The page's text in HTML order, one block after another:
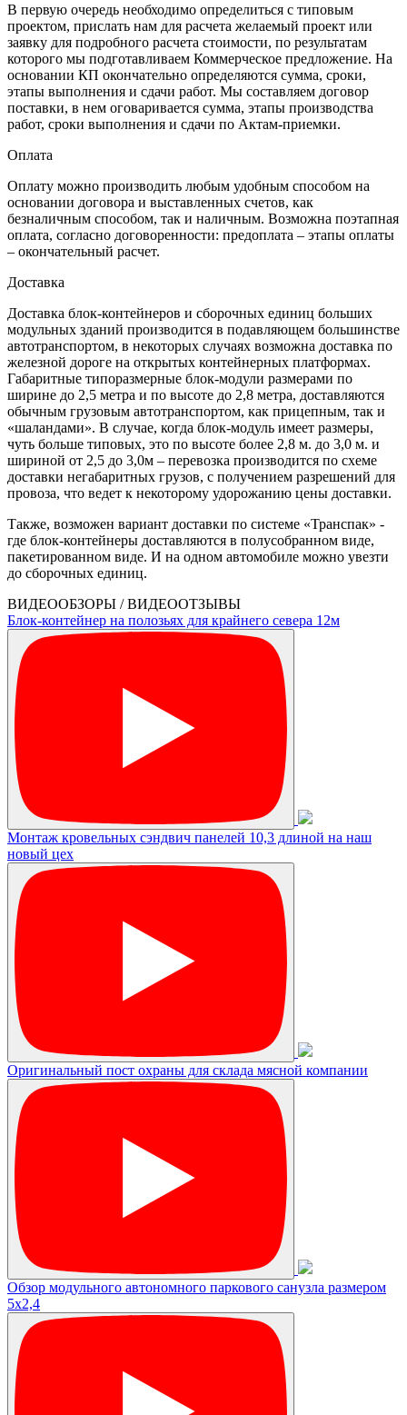
В первую очередь необходимо определиться с типовым
проектом, прислать нам для расчета желаемый проект или
заявку для подробного расчета стоимости, по результатам
которого мы подготавливаем Коммерческое предложение. На
основании КП окончательно определяются сумма, сроки,
этапы выполнения и сдачи работ. Мы составляем договор
поставки, в нем оговаривается сумма, этапы производства
работ, сроки выполнения и сдачи по Актам-приемки.
Оплата
Оплату можно производить любым удобным способом на
основании договора и выставленных счетов, как
безналичным способом, так и наличным. Возможна поэтапная
оплата, согласно договоренности: предоплата – этапы оплаты
– окончательный расчет.
Доставка
Доставка блок-контейнеров и сборочных единиц больших
модульных зданий производится в подавляющем большинстве
автотранспортом, в некоторых случаях возможна доставка по
железной дороге на открытых контейнерных платформах.
Габаритные типоразмерные блок-модули размерами по
ширине до 2,5 метра и по высоте до 2,8 метра, доставляются
обычным грузовым автотранспортом, как прицепным, так и
«шаландами». В случае, когда блок-модуль имеет размеры,
чуть больше типовых, это по высоте более 2,8 м. до 3,0 м. и
шириной от 2,5 до 3,0м – перевозка производится по схеме
доставки негабаритных грузов, с получением разрешений для
провоза, что ведет к некоторому удорожанию цены доставки.
Также, возможен вариант доставки по системе «Транспак» -
где блок-контейнеры доставляются в полусобранном виде,
пакетированном виде. И на одном автомобиле можно увезти
до сборочных единиц.
ВИДЕООБЗОРЫ / ВИДЕООТЗЫВЫ
Блок-контейнер на полозьях для крайнего севера 12м
Монтаж кровельных сэндвич панелей 10,3 длиной на наш
новый цех
Оригинальный пост охраны для склада мясной компании
Обзор модульного автономного паркового санузла размером
5х2,4